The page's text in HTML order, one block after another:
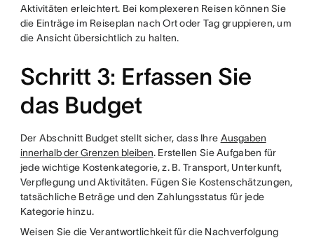
Aktivitäten erleichtert. Bei komplexeren Reisen können Sie
die Einträge im Reiseplan nach Ort oder Tag gruppieren, um
die Ansicht übersichtlich zu halten.
Schritt 3: Erfassen Sie
das Budget
Der Abschnitt Budget stellt sicher, dass Ihre Ausgaben
innerhalb der Grenzen bleiben. Erstellen Sie Aufgaben für
jede wichtige Kostenkategorie, z. B. Transport, Unterkunft,
Verpflegung und Aktivitäten. Fügen Sie Kostenschätzungen,
tatsächliche Beträge und den Zahlungsstatus für jede
Kategorie hinzu.
Weisen Sie die Verantwortlichkeit für die Nachverfolgung